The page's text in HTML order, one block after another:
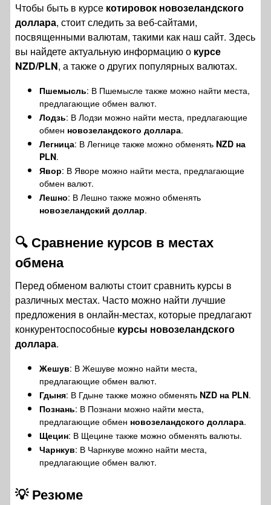
Чтобы быть в курсе котировок новозеландского
доллара, стоит следить за веб-сайтами,
посвященными валютам, такими как наш сайт. Здесь
вы найдете актуальную информацию о курсе
NZD/PLN, а также о других популярных валютах.
Пшемысль: В Пшемысле также можно найти места,
предлагающие обмен валют.
Лодзь: В Лодзи можно найти места, предлагающие
обмен новозеландского доллара.
Легница: В Легнице также можно обменять NZD на
PLN.
Явор: В Яворе можно найти места, предлагающие
обмен валют.
Лешно: В Лешно также можно обменять
новозеландский доллар.
🔍 Сравнение курсов в местах
обмена
Перед обменом валюты стоит сравнить курсы в
различных местах. Часто можно найти лучшие
предложения в онлайн-местах, которые предлагают
конкурентоспособные курсы новозеландского
доллара.
Жешув: В Жешуве можно найти места,
предлагающие обмен валют.
Гдыня: В Гдыне также можно обменять NZD на PLN.
Познань: В Познани можно найти места,
предлагающие обмен новозеландского доллара.
Щецин: В Щецине также можно обменять валюты.
Чарнкув: В Чарнкуве можно найти места,
предлагающие обмен валют.
💡Резюме